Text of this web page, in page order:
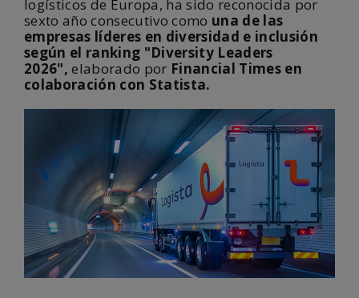
logísticos de Europa, ha sido reconocida por
sexto año consecutivo como una de las
empresas líderes en diversidad e inclusión
según el ranking "Diversity Leaders
2026", elaborado por Financial Times en
colaboración con Statista.